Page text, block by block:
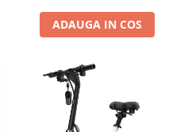
ADAUGA IN COS